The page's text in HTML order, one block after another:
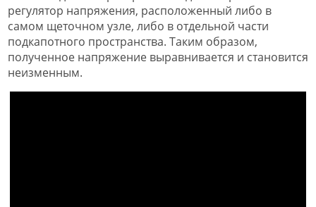
регулятор напряжения, расположенный либо в
самом щеточном узле, либо в отдельной части
подкапотного пространства. Таким образом,
полученное напряжение выравнивается и становится
неизменным.